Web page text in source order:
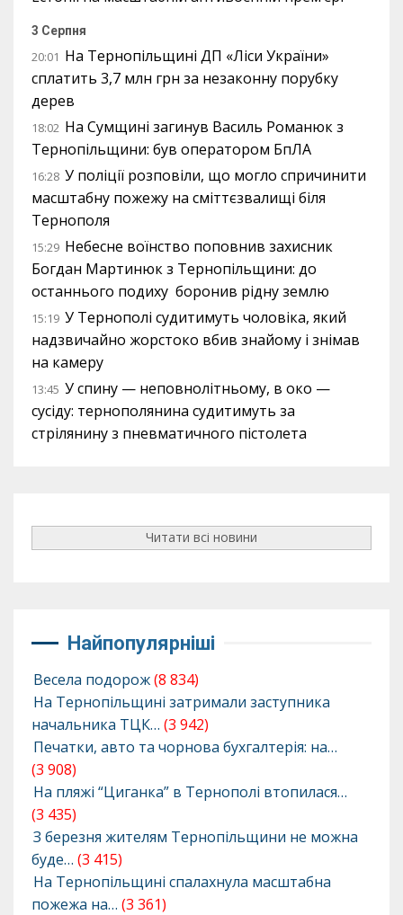
3 Серпня
20:01 На Тернопільщині ДП «Ліси України»
сплатить 3,7 млн грн за незаконну порубку
дерев
18:02 На Сумщині загинув Василь Романюк з
Тернопільщини: був оператором БпЛА
16:28 У поліції розповіли, що могло спричинити
масштабну пожежу на сміттєзвалищі біля
Тернополя
15:29 Небесне воїнство поповнив захисник
Богдан Мартинюк з Тернопільщини: до
останнього подиху боронив рідну землю
15:19 У Тернополі судитимуть чоловіка, який
надзвичайно жорстоко вбив знайому і знімав
на камеру
13:45 У спину — неповнолітньому, в око —
сусіду: тернополянина судитимуть за
стрілянину з пневматичного пістолета
Читати всі новини
Найпопулярніші
Весела подорож(8 834)
На Тернопільщині затримали заступника
начальника ТЦК… (3 942)
Печатки, авто та чорнова бухгалтерія: на…
(3 908)
На пляжі “Циганка” в Тернополі втопилася…
(3 435)
З березня жителям Тернопільщини не можна
буде… (3 415)
На Тернопільщині спалахнула масштабна
пожежа на… (3 361)